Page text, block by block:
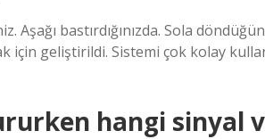
Aşağı bastırdığınızda. Sola
için geliştirildi. Sistemi çok kolay
hangi sinyal